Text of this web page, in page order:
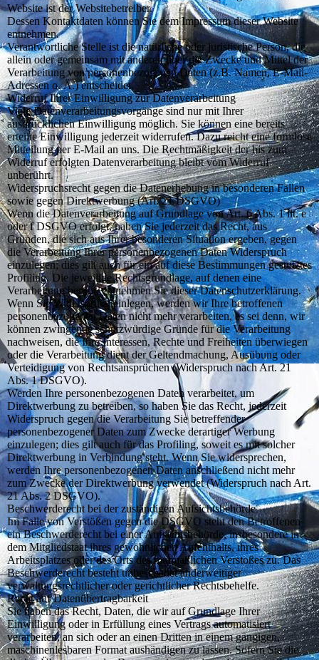
Website ist der Websitebetreiber.
Dessen Kontaktdaten können Sie dem Impressum dieser Website
entnehmen.
Verantwortliche Stelle ist die natürliche oder juristische Person, die
allein oder gemeinsam mit anderen über die Zwecke und Mittel der
Verarbeitung von personenbezogenen Daten (z.B. Namen, E-Mail-
Adressen o. Ä.) entscheidet.
Widerruf Ihrer Einwilligung zur Datenverarbeitung
Viele Datenverarbeitungsvorgänge sind nur mit Ihrer
ausdrücklichen Einwilligung möglich. Sie können eine bereits
erteilte Einwilligung jederzeit widerrufen. Dazu reicht eine formlose
Mitteilung per E-Mail an uns. Die Rechtmäßigkeit der bis zum
Widerruf erfolgten Datenverarbeitung bleibt vom Widerruf
unberührt.
Widerspruchsrecht gegen die Datenerhebung in besonderen Fällen
sowie gegen Direktwerbung (Art. 21 DSGVO)
Wenn die Datenverarbeitung auf Grundlage von Art. 6 Abs. 1 lit. e
oder f DSGVO erfolgt, haben Sie jederzeit das Recht, aus
Gründen, die sich aus Ihrer besonderen Situation ergeben, gegen
die Verarbeitung Ihrer personenbezogenen Daten Widerspruch
einzulegen; dies gilt auch für ein auf diese Bestimmungen gestütztes
Profiling. Die jeweilige Rechtsgrundlage, auf denen eine
Verarbeitung beruht, entnehmen Sie dieser Datenschutzerklärung.
Wenn Sie Widerspruch einlegen, werden wir Ihre betroffenen
personenbezogenen Daten nicht mehr verarbeiten, es sei denn, wir
können zwingende schutzwürdige Gründe für die Verarbeitung
nachweisen, die Ihre Interessen, Rechte und Freiheiten überwiegen
oder die Verarbeitung dient der Geltendmachung, Ausübung oder
Verteidigung von Rechtsansprüchen (Widerspruch nach Art. 21
Abs. 1 DSGVO).
Werden Ihre personenbezogenen Daten verarbeitet, um
Direktwerbung zu betreiben, so haben Sie das Recht, jederzeit
Widerspruch gegen die Verarbeitung Sie betreffender
personenbezogener Daten zum Zwecke derartiger Werbung
einzulegen; dies gilt auch für das Profiling, soweit es mit solcher
Direktwerbung in Verbindung steht. Wenn Sie widersprechen,
werden Ihre personenbezogenen Daten anschließend nicht mehr
zum Zwecke der Direktwerbung verwendet (Widerspruch nach Art.
21 Abs. 2 DSGVO).
Beschwerderecht bei der zuständigen Aufsichtsbehörde
Im Falle von Verstößen gegen die DSGVO steht den Betroffenen
ein Beschwerderecht bei einer Aufsichtsbehörde, insbesondere in
dem Mitgliedstaat ihres gewöhnlichen Aufenthalts, ihres
Arbeitsplatzes oder des Orts des mutmaßlichen Verstoßes zu. Das
Beschwerderecht besteht unbeschadet anderweitiger
verwaltungsrechtlicher oder gerichtlicher Rechtsbehelfe.
Recht auf Datenübertragbarkeit
Sie haben das Recht, Daten, die wir auf Grundlage Ihrer
Einwilligung oder in Erfüllung eines Vertrags automatisiert
verarbeiten, an sich oder an einen Dritten in einem gängigen,
maschinenlesbaren Format aushändigen zu lassen. Sofern Sie die